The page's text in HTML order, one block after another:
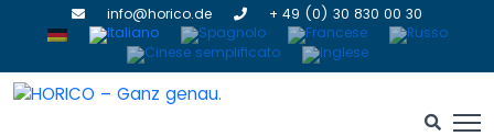
info@horico.de + 49 (0) 30 830 00 30